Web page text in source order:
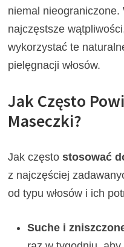
niemal
najczęstsze
wykorzystać te
pielęgnacji włosów.
Jak Często
Maseczki?
Jak częstostosować
z najczęściej
od typu włosów i ich
Suche i